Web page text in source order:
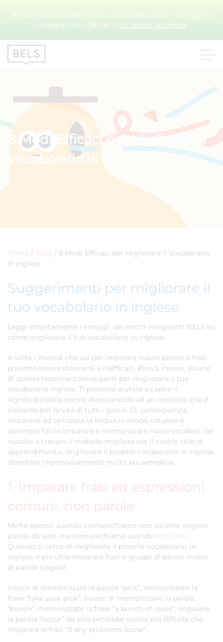
Risparmia 60 €/settimana su pacchetti corso + alloggio. |
Viaggia: 1 nov–28 feb. | 👉 Scopri le offerte
8 Modi Efficaci per Migliorare il
Vocabolario in Inglese
Home / Blog / 8 Modi Efficaci per Migliorare il Vocabolario
in Inglese
Suggerimenti per migliorare il
tuo vocabolario in inglese
Leggi attentamente i consigli dei nostri insegnanti BELS su
come migliorare il tuo vocabolario in inglese.
A volte i metodi che usi per imparare nuove parole o frasi
possono essere stancanti e inefficaci. Prova, invece, alcune
di queste tecniche coinvolgenti per migliorare il tuo
vocabolario inglese. Ti possono aiutare a capire il
significato delle parole associandole ad un contesto che è
rilevante per la vita di tutti i giorni. Di conseguenza,
imparerai ad utilizzare la lingua in modo naturale e
diventerà facile imparare e memorizzare nuovi vocaboli. Se
riuscite a trovare il metodo migliore per il vostro stile di
apprendimento, migliorare il proprio vocabolario in inglese
diventerà improvvisamente molto più semplice.
1. Imparare frasi ed espressioni
comuni, non parole
Molto spesso quando comunichiamo non usiamo singole
parole da sole, ma comunichiamo usando frasi fatte.
Quando si cerca di migliorare il proprio vocabolario in
inglese, è più utile imparare frasi o gruppi di parole invece
di parole singole.
Invece di memorizzare la parola “pick”, memorizzate la
frase “take your pick”. Invece di memorizzare la parola
“bunch”, memorizzate la frase “a bunch of roses”. Imparare
la parola “occur” da sola potrebbe essere più difficile che
imparare le frasi “if any problems occur”.